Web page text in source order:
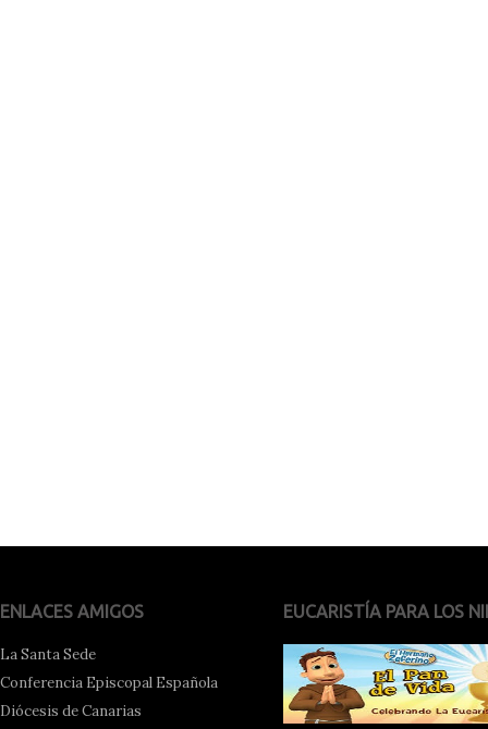
ENLACES AMIGOS
La Santa Sede
Conferencia Episcopal Española
Diócesis de Canarias
EUCARISTÍA PARA LOS